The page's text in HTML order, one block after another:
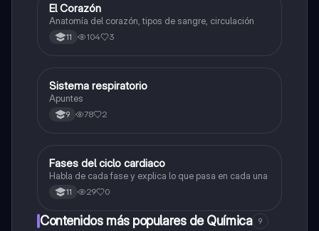
Biologia
El Corazón
Anatomía del corazón, tipos de sangre, circulación
11 104 3
Biologia
Sistema respiratorio
Apuntes
9 78 2
Biologia
Fases del ciclo cardiaco
Habla de cada fase y explica lo que pasa en cada una
11 29 0
Contenidos más populares de Química 9